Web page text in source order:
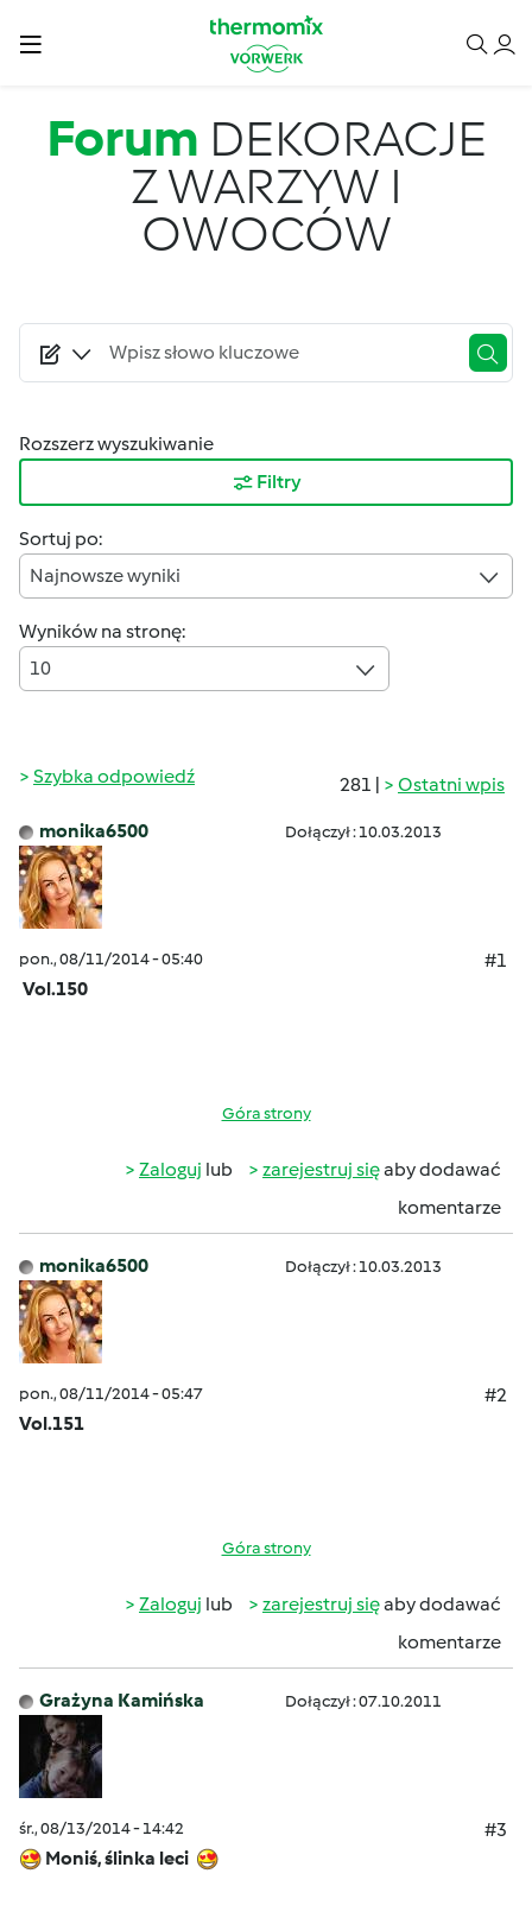
Forum DEKORACJE
Z WARZYW I
OWOCÓW
Rozszerz wyszukiwanie
Filtry
Sortuj po:
Najnowsze wyniki
Wyników na stronę:
10
281 | Ostatni wpis
Szybka odpowiedź
monika6500 Dołączył : 10.03.2013
pon., 08/11/2014 - 05:40
#1
Vol.150
Góra strony
Zaloguj lub zarejestruj sięaby dodawać
komentarze
monika6500 Dołączył : 10.03.2013
pon., 08/11/2014 - 05:47
#2
Vol.151
Góra strony
Zaloguj lub zarejestruj sięaby dodawać
komentarze
Grażyna Kamińska Dołączył : 07.10.2011
śr., 08/13/2014 - 14:42
#3
Moniś, ślinka leci